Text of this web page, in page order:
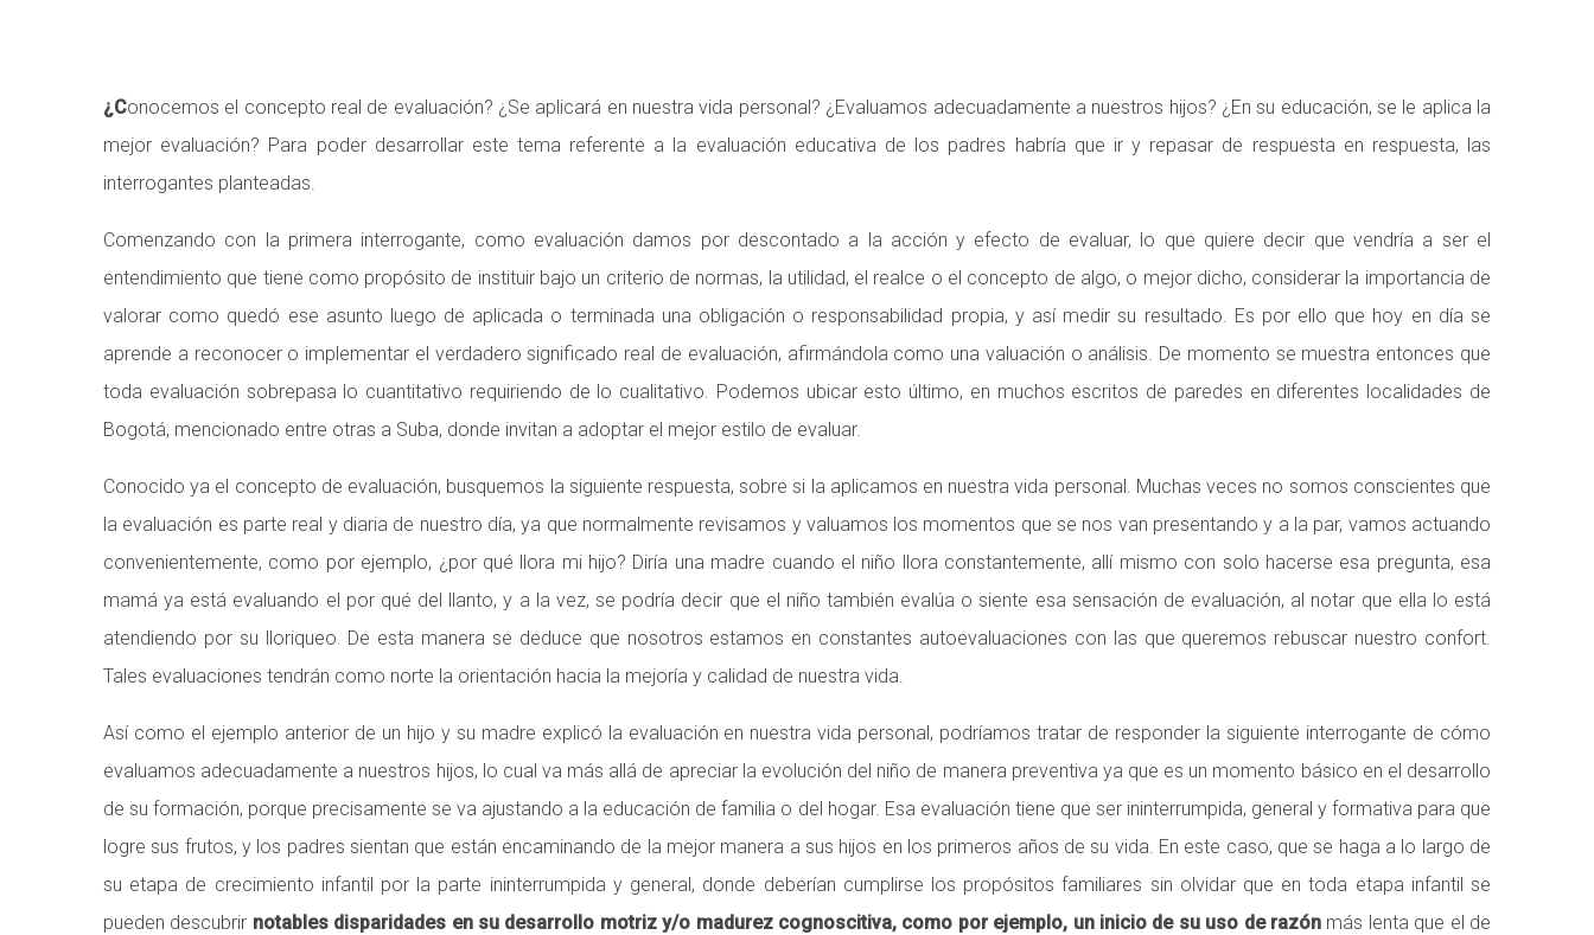
¿Conocemos el concepto real de evaluación? ¿Se aplicará en nuestra vida personal? ¿Evaluamos adecuadamente a nuestros hijos? ¿En su educación, se le aplica la
mejor evaluación? Para poder desarrollar este tema referente a la evaluación educativa de los padres habría que ir y repasar de respuesta en respuesta, las
interrogantes planteadas.
Comenzando con la primera interrogante, como evaluación damos por descontado a la acción y efecto de evaluar, lo que quiere decir que vendría a ser el
entendimiento que tiene como propósito de instituir bajo un criterio de normas, la utilidad, el realce o el concepto de algo, o mejor dicho, considerar la importancia de
valorar como quedó ese asunto luego de aplicada o terminada una obligación o responsabilidad propia, y así medir su resultado. Es por ello que hoy en día se
aprende a reconocer o implementar el verdadero significado real de evaluación, afirmándola como una valuación o análisis. De momento se muestra entonces que
toda evaluación sobrepasa lo cuantitativo requiriendo de lo cualitativo. Podemos ubicar esto último, en muchos escritos de paredes en diferentes localidades de
Bogotá, mencionado entre otras a Suba, donde invitan a adoptar el mejor estilo de evaluar.
Conocido ya el concepto de evaluación, busquemos la siguiente respuesta, sobre si la aplicamos en nuestra vida personal. Muchas veces no somos conscientes que
la evaluación es parte real y diaria de nuestro día, ya que normalmente revisamos y valuamos los momentos que se nos van presentando y a la par, vamos actuando
convenientemente, como por ejemplo, ¿por qué llora mi hijo? Diría una madre cuando el niño llora constantemente, allí mismo con solo hacerse esa pregunta, esa
mamá ya está evaluando el por qué del llanto, y a la vez, se podría decir que el niño también evalúa o siente esa sensación de evaluación, al notar que ella lo está
atendiendo por su lloriqueo. De esta manera se deduce que nosotros estamos en constantes autoevaluaciones con las que queremos rebuscar nuestro confort.
Tales evaluaciones tendrán como norte la orientación hacia la mejoría y calidad de nuestra vida.
Así como el ejemplo anterior de un hijo y su madre explicó la evaluación en nuestra vida personal, podríamos tratar de responder la siguiente interrogante de cómo
evaluamos adecuadamente a nuestros hijos, lo cual va más allá de apreciar la evolución del niño de manera preventiva ya que es un momento básico en el desarrollo
de su formación, porque precisamente se va ajustando a la educación de familia o del hogar. Esa evaluación tiene que ser ininterrumpida, general y formativa para que
logre sus frutos, y los padres sientan que están encaminando de la mejor manera a sus hijos en los primeros años de su vida. En este caso, que se haga a lo largo de
su etapa de crecimiento infantil por la parte ininterrumpida y general, donde deberían cumplirse los propósitos familiares sin olvidar que en toda etapa infantil se
pueden descubrir notables disparidades en su desarrollo motriz y/o madurez cognoscitiva, como por ejemplo, un inicio de su uso de razón más lenta que el de